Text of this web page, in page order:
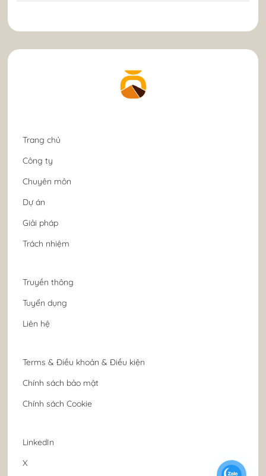
Trang chủ
Công ty
Chuyên môn
Dự án
Giải pháp
Trách nhiệm
Truyền thông
Tuyển dụng
Liên hệ
Terms & Điều khoản & Điều kiện
Chính sách bảo mật
Chính sách Cookie
LinkedIn
X